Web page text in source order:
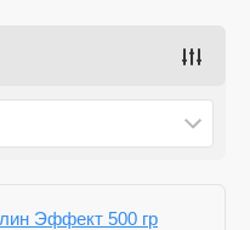
Эффект 500 гр